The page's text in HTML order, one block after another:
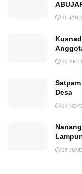
11
10
Desa
14
25